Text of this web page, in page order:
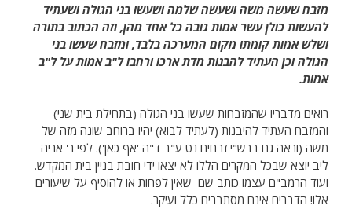
מזבח שעשה משה ושעשה שלמה ושעשו בני הגולה ושעתיד
להעשות כולן עשר אמות גובה כל אחד מהן, וזה הכתוב בתורה
ושלש אמות קומתו מקום המערכה בלבד, ומזבח שעשו בני
הגולה וכן העתיד להבנות מדת ארכו ורחבו ל"ב אמות על ל"ב
אמות.
רואים מדבריו שהמזבחות שעשו בני הגולה (בתחילת בית שני)
והמזבח העתיד להיבנות (לעתיד לבוא) יהיו ברוחב שונה מזה של
משה (וראה גם ברש"י זבחים נט ע"ב ד"ה 'אף כאן'). לפי ר' אריה
ליב יוצא שבכל המקרים הללו לא יצאו ידי חובת בניין בית המקדש.
ועוד הרמב"ם עצמו כותב שם שאין לפחות או להוסיף על שיעורים
אלו! הדברים אינם מסתברים כלל ועיקר.